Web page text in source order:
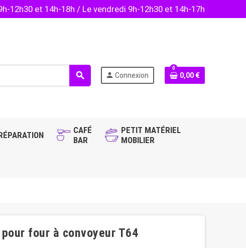
12h30 et 14h-18h / Le vendredi 9h-12h30 et 14h-17h
search person Connexion
0
0,00 €
CAFÉ
BAR
PETIT MATÉRIEL
MOBILIER
pour four à convoyeur T64